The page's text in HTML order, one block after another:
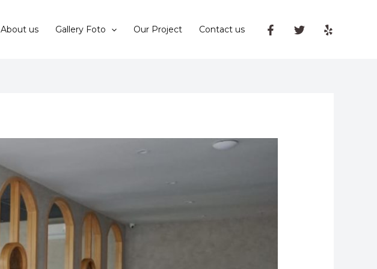
About us Gallery Foto Our Project Contact us